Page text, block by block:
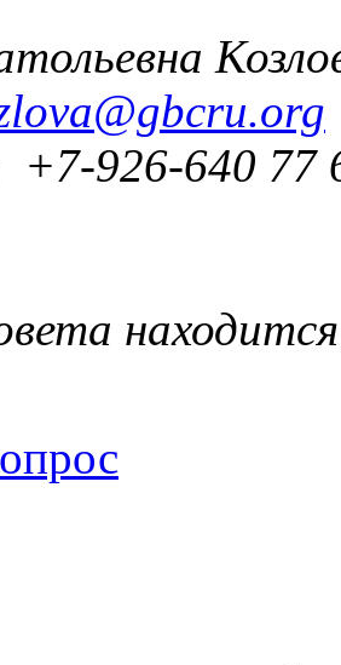
926-640 77
находится